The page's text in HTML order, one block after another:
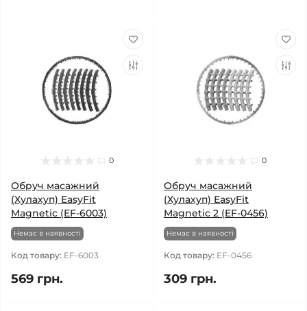
0
Обруч масажний
(Хулахуп) EasyFit
Magnetic (EF-6003)
Немає в наявності
Код товару: EF-6003
569 грн.
0
Обруч масажний
(Хулахуп) EasyFit
Magnetic 2 (EF-0456)
Немає в наявності
Код товару: EF-0456
309 грн.